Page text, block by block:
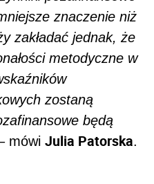
znaczenie niż
zakładać jednak, że
metodyczne w
zostaną
będą
mówi Julia Patorska.